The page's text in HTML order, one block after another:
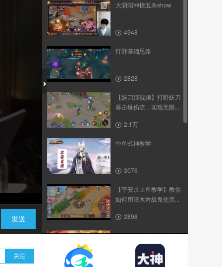
发送
大阴阳冲榜五杀show
4948
打野基础思路
2828
【妖刀姬视频】打野妖刀
暴击爆伤流，实现无限...
2.1万
中单式神教学
3076
【平安京上单教学】教你
如何用茨木对战鬼使黑...
2898
平安京入学手册v6-射手
1064
关注